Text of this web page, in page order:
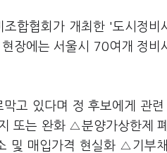
합협회가 개최한 '도시정비
장에는 서울시 70여개 정비
고 있다며 정 후보에게 관련
또는 완화 △분양가상한제
및 매입가격 현실화 △기부